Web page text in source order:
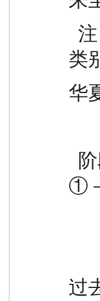
类
华
①
过